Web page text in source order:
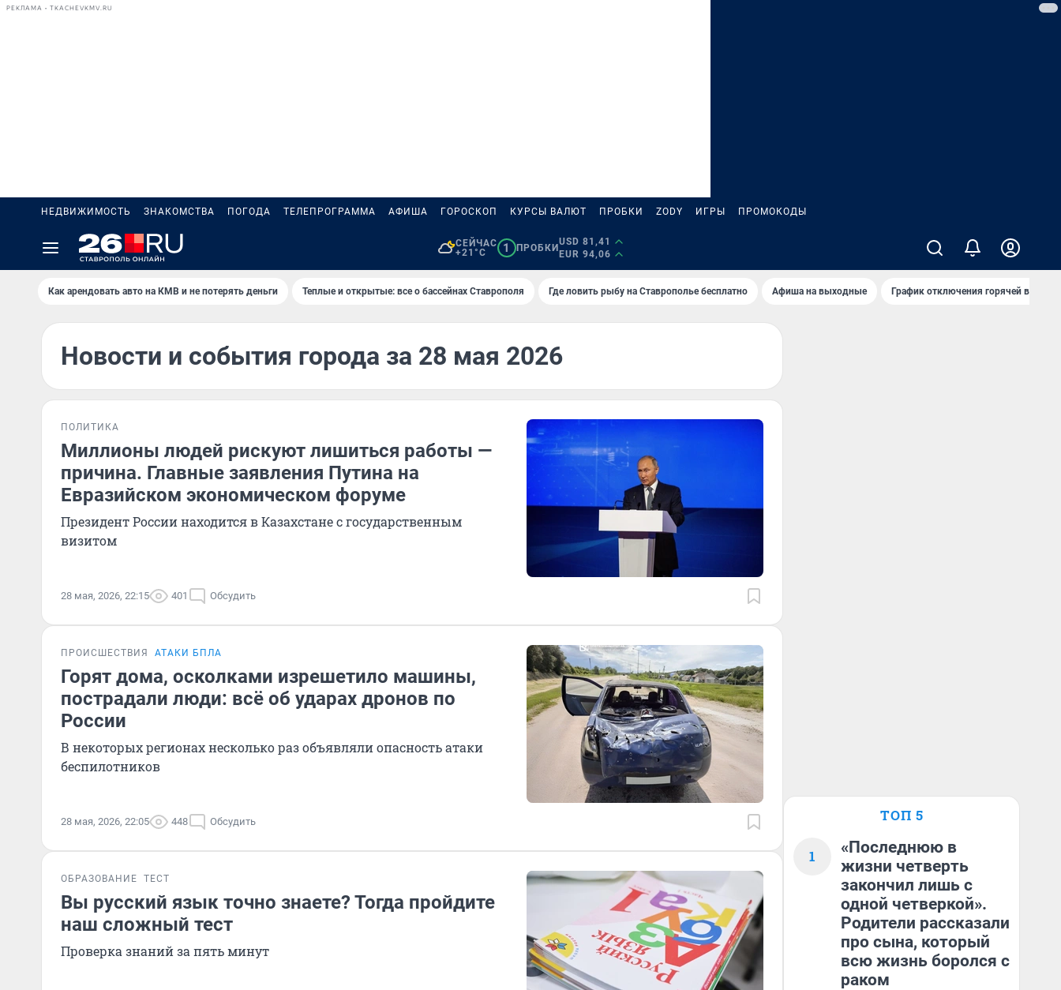
РЕКЛАМА • TKACHEVKMV.RU
НЕДВИЖИМОСТЬ ЗНАКОМСТВА ПОГОДА ТЕЛЕПРОГРАММА АФИША ГОРОСКОП КУРСЫ ВАЛЮТ ПРОБКИ ZODY ИГРЫ ПРОМОКОДЫ
СЕЙЧАС
+21°C
1 ПРОБКИ
USD 81,41
EUR 94,06
Как арендовать авто на КМВ и не потерять деньги Теплые и открытые: все о бассейнах Ставрополя Где ловить рыбу на Ставрополье бесплатно Афиша на выходные График отключения горячей воды в
Новости и события города за 28 мая 2026
ПОЛИТИКА
Миллионы людей рискуют лишиться работы —
причина. Главные заявления Путина на
Евразийском экономическом форуме
Президент России находится в Казахстане с государственным
визитом
28 мая, 2026, 22:15 401 Обсудить
ПРОИСШЕСТВИЯ АТАКИ БПЛА
Горят дома, осколками изрешетило машины,
пострадали люди: всё об ударах дронов по
России
В некоторых регионах несколько раз объявляли опасность атаки
беспилотников
28 мая, 2026, 22:05 448 Обсудить
ОБРАЗОВАНИЕ ТЕСТ
Вы русский язык точно знаете? Тогда пройдите
наш сложный тест
Проверка знаний за пять минут
ТОП 5
1
«Последнюю в
жизни четверть
закончил лишь с
одной четверкой».
Родители рассказали
про сына, который
всю жизнь боролся с
раком